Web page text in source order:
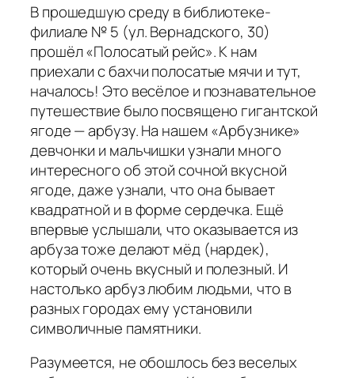
В прошедшую среду в библиотеке-
филиале № 5 (ул. Вернадского, 30)
прошёл «Полосатый рейс». К нам
приехали с бахчи полосатые мячи и тут,
началось! Это весёлое и познавательное
путешествие было посвящено гигантской
ягоде — арбузу. На нашем «Арбузнике»
девчонки и мальчишки узнали много
интересного об этой сочной вкусной
ягоде, даже узнали, что она бывает
квадратной и в форме сердечка. Ещё
впервые услышали, что оказывается из
арбуза тоже делают мёд (нардек),
который очень вкусный и полезный. И
настолько арбуз любим людьми, что в
разных городах ему установили
символичные памятники.
Разумеется, не обошлось без веселых